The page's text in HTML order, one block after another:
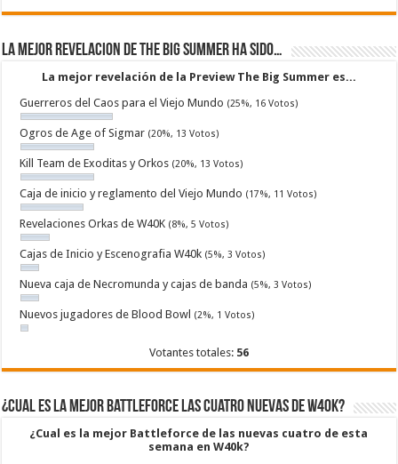
La mejor revelacion de The Big Summer ha sido…
La mejor revelación de la Preview The Big Summer es...
Guerreros del Caos para el Viejo Mundo (25%, 16 Votos)
Ogros de Age of Sigmar (20%, 13 Votos)
Kill Team de Exoditas y Orkos (20%, 13 Votos)
Caja de inicio y reglamento del Viejo Mundo (17%, 11 Votos)
Revelaciones Orkas de W40K (8%, 5 Votos)
Cajas de Inicio y Escenografia W40k (5%, 3 Votos)
Nueva caja de Necromunda y cajas de banda (5%, 3 Votos)
Nuevos jugadores de Blood Bowl (2%, 1 Votos)
Votantes totales: 56
¿Cual es la mejor Battleforce las cuatro nuevas de W40k?
¿Cual es la mejor Battleforce de las nuevas cuatro de esta
semana en W40k?